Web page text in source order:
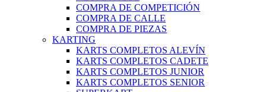
COMPRA DE COMPETICIÓN
COMPRA DE CALLE
COMPRA DE PIEZAS
KARTING
KARTS COMPLETOS ALEVÍN
KARTS COMPLETOS CADETE
KARTS COMPLETOS JUNIOR
KARTS COMPLETOS SENIOR